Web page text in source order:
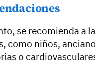
se recomienda a
como niños,
o